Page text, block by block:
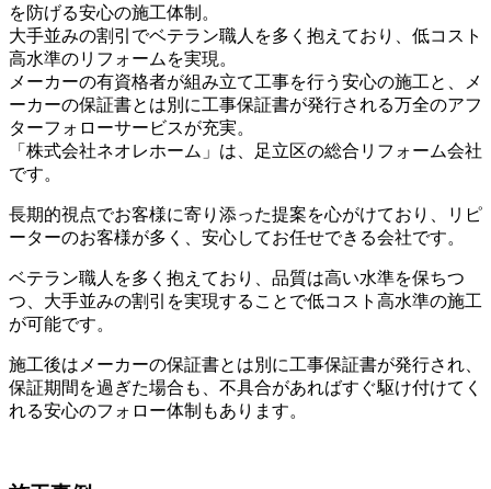
を防げる安心の施工体制。
大手並みの割引でベテラン職人を多く抱えており、低コスト
高水準のリフォームを実現。
メーカーの有資格者が組み立て工事を行う安心の施工と、メ
ーカーの保証書とは別に工事保証書が発行される万全のアフ
ターフォローサービスが充実。
「株式会社ネオレホーム」は、足立区の総合リフォーム会社
です。
長期的視点でお客様に寄り添った提案を心がけており、リピ
ーターのお客様が多く、安心してお任せできる会社です。
ベテラン職人を多く抱えており、品質は高い水準を保ちつ
つ、大手並みの割引を実現することで低コスト高水準の施工
が可能です。
施工後はメーカーの保証書とは別に工事保証書が発行され、
保証期間を過ぎた場合も、不具合があればすぐ駆け付けてく
れる安心のフォロー体制もあります。